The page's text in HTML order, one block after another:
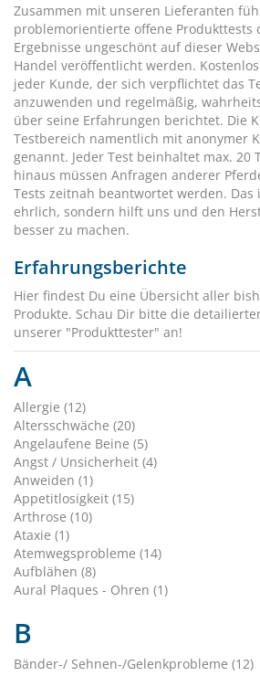
Zusammen mit unseren Lieferanten
problemorientierte offene Produkttests
Ergebnisse ungeschönt auf dieser
Handel veröffentlicht werden.
jeder Kunde, der sich verpflichtet das
anzuwenden und regelmäßig,
über seine Erfahrungen berichtet. Die
Testbereich namentlich mit anonymer
genannt. Jeder Test beinhaltet max. 20
hinaus müssen Anfragen anderer
Tests zeitnah beantwortet werden.
ehrlich, sondern hilft uns und den
besser zu machen.
Erfahrungsberichte
Hier findest Du eine Übersicht aller
Produkte. Schau Dir bitte die
unserer "Produkttester" an!
A
Allergie (12)
Altersschwäche (20)
Angelaufene Beine (5)
Angst / Unsicherheit (4)
Anweiden (1)
Appetitlosigkeit (15)
Arthrose (10)
Ataxie (1)
Atemwegsprobleme (14)
Aufblähen (8)
Aural Plaques - Ohren (1)
B
Bänder-/ Sehnen-/Gelenkprobleme (12)